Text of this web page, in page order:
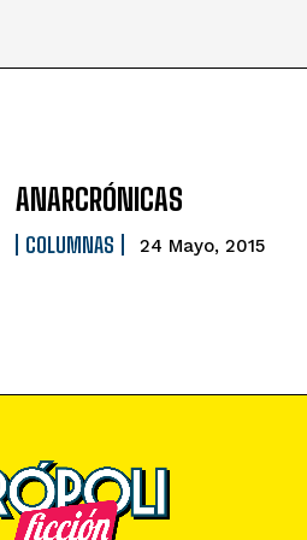
ANARCRÓNICAS
COLUMNAS 24 Mayo, 2015